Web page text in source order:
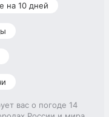
на 10 дней
вас о погоде 14